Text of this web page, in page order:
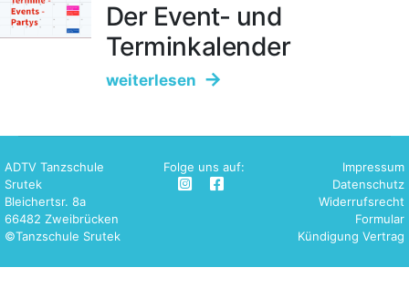
Der Event- und
Terminkalender
weiterlesen
ADTV Tanzschule
Srutek
Bleichertsr. 8a
66482 Zweibrücken
©Tanzschule Srutek
Folge uns auf:
Impressum
Datenschutz
Widerrufsrecht
Formular
Kündigung Vertrag